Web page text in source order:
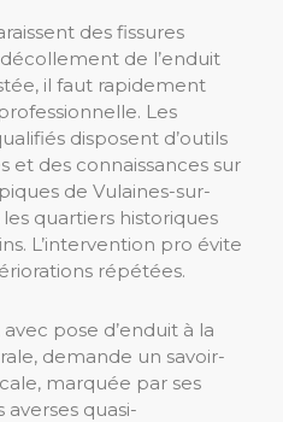
des fissures
de l’enduit
il faut rapidement
Les
disposent d’outils
et des connaissances sur
de Vulaines-sur-
quartiers historiques
L’intervention pro évite
répétées.
pose d’enduit à la
demande un savoir-
marquée par ses
quasi-